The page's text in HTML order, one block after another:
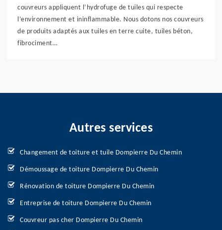
couvreurs appliquent l’hydrofuge de tuiles qui respecte
l’environnement et ininflammable. Nous dotons nos couvreurs
de produits adaptés aux tuiles en terre cuite, tuiles béton,
fibrociment…
Autres services
Changement de toiture et tuile Dompierre Du Chemin
Démoussage de toiture Dompierre Du Chemin
Rénovation de toiture Dompierre Du Chemin
Entreprise de toiture Dompierre Du Chemin
Couvreur pas cher Dompierre Du Chemin